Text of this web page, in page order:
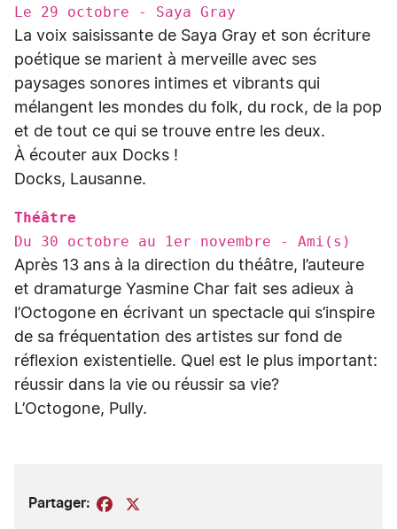
Le 29 octobre - Saya Gray
La voix saisissante de Saya Gray et son écriture
poétique se marient à merveille avec ses
paysages sonores intimes et vibrants qui
mélangent les mondes du folk, du rock, de la pop
et de tout ce qui se trouve entre les deux.
À écouter aux Docks !
Docks, Lausanne.
Théâtre
Du 30 octobre au 1er novembre - Ami(s)
Après 13 ans à la direction du théâtre, l’auteure
et dramaturge Yasmine Char fait ses adieux à
l’Octogone en écrivant un spectacle qui s’inspire
de sa fréquentation des artistes sur fond de
réflexion existentielle. Quel est le plus important:
réussir dans la vie ou réussir sa vie?
L’Octogone, Pully.
Partager: Facebook